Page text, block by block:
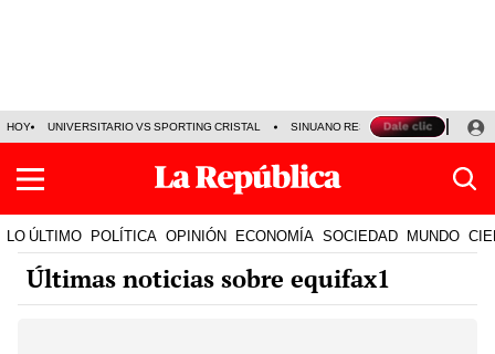
HOY UNIVERSITARIO VS SPORTING CRISTAL SINUANO RESULTADOS HOY
LO ÚLTIMO POLÍTICA OPINIÓN ECONOMÍA SOCIEDAD MUNDO
Últimas noticias sobre equifax1